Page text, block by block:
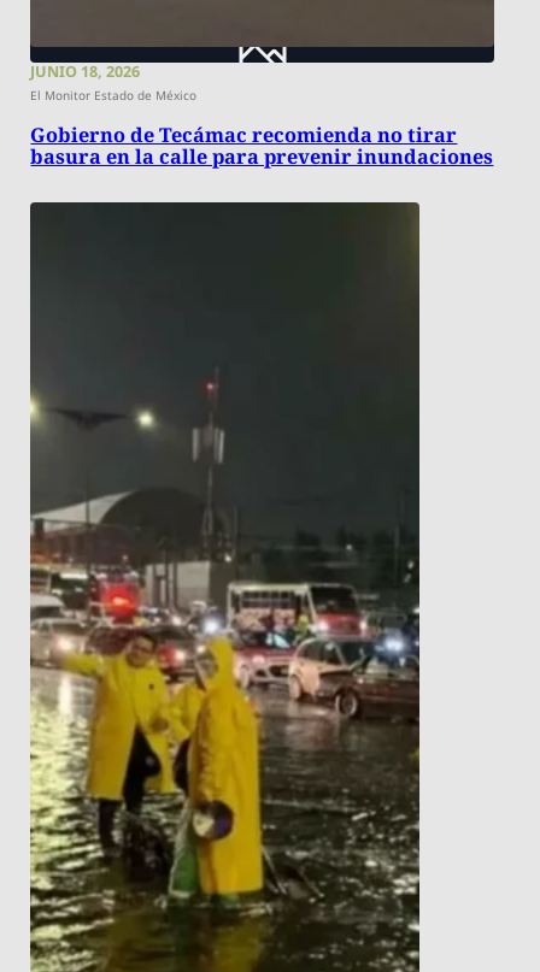
JUNIO 18, 2026
El Monitor Estado de México
Gobierno de Tecámac recomienda no tirar
basura en la calle para prevenir inundaciones